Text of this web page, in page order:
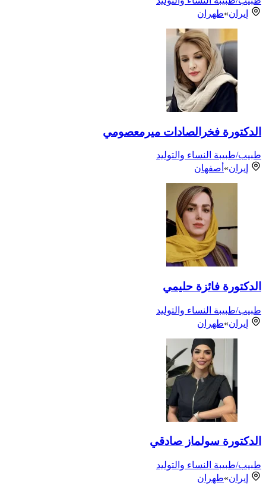
إيران»طهران
الدكتورة فخرالصادات ميرمعصومي
طبيب/طبيبة النساء والتوليد
إيران» أصفهان
الدكتورة فائزة حليمي
طبيب/طبيبة النساء والتوليد
إيران»طهران
الدكتورة سولماز صادقي
طبيب/طبيبة النساء والتوليد
إيران»طهران